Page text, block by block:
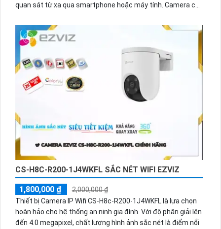
quan sát từ xa qua smartphone hoặc máy tính. Camera có
điều kiện ánh sáng yếu. Camera cũng được trang bị tính
năng nhìn ban đêm thông qua hồng ngoại, giúp người dùng
quan sát liên tục 24/7. Với thiết kế nhỏ gọn, dễ dàng lắp đặt
và thích ứng với mọi môi trường. Camera quan sát Wifi CS-
H3c-R100-1J4WKFL là sự lựa chọn hoàn hảo cho việc bảo
vệ và giám sát tài sản, gia đình hay công ty của bạn.
CS-H8C-R200-1J4WKFL SẮC NÉT WIFI EZVIZ
1,800,000 ₫
2,000,000 ₫
Thiết bị Camera IP Wifi CS-H8c-R200-1J4WKFL là lựa chọn
hoàn hảo cho hệ thống an ninh gia đình. Với độ phân giải lên
đến 4.0 megapixel, chất lượng hình ảnh sắc nét là điểm nổi